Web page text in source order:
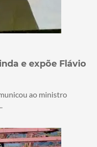
e expõe Flávio
ao ministro